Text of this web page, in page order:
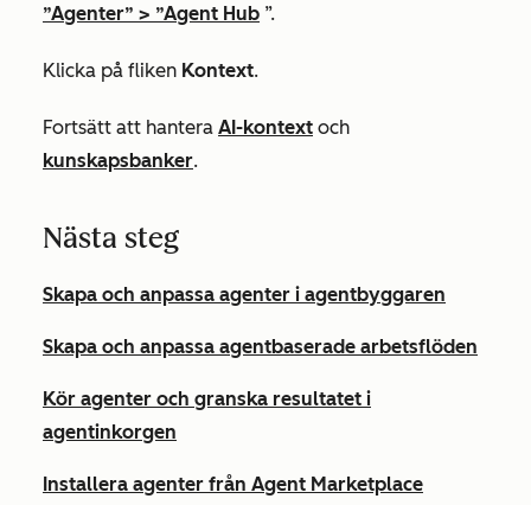
”Agenter” > ”Agent Hub ”.
Klicka på fliken Kontext.
Fortsätt att hantera AI-kontext och
kunskapsbanker.
Nästa steg
Skapa och anpassa agenter i agentbyggaren
Skapa och anpassa agentbaserade arbetsflöden
Kör agenter och granska resultatet i
agentinkorgen
Installera agenter från Agent Marketplace